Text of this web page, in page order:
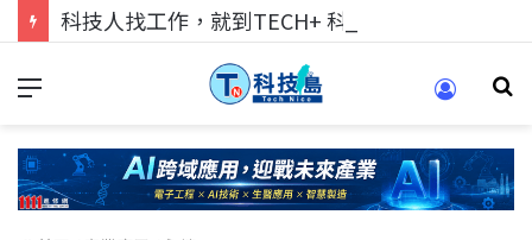
科技人找工作，就到TECH+ 科技專區!